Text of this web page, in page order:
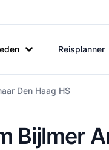
Reisplanner
Den Haag HS
Bijlmer